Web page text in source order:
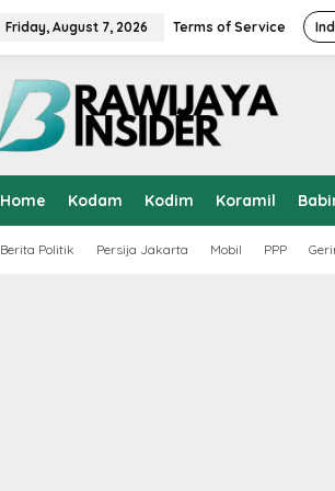
Friday, August 7, 2026 Terms of Service
Home Kodam Kodim Koramil
Berita Politik Persija Jakarta Mobil PPP